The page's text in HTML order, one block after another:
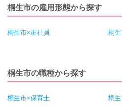
桐生市の雇用形態から探す
桐生市×正社員 桐
桐生市の職種から探す
桐生市×保育士 桐